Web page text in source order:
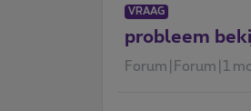
VRAAG
probleem
Forum|Forum|1